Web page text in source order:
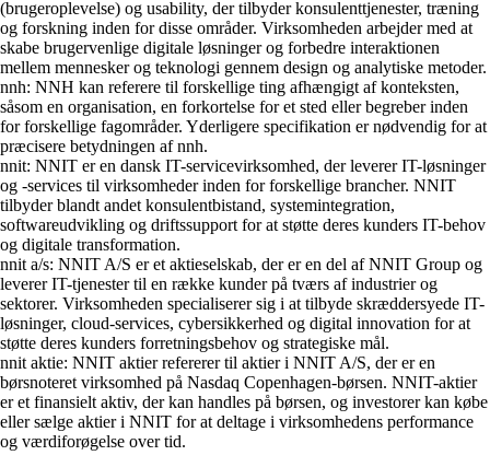
(brugeroplevelse) og usability, der tilbyder konsulenttjenester, træning
og forskning inden for disse områder. Virksomheden arbejder med at
skabe brugervenlige digitale løsninger og forbedre interaktionen
mellem mennesker og teknologi gennem design og analytiske metoder.
nnh: NNH kan referere til forskellige ting afhængigt af konteksten,
såsom en organisation, en forkortelse for et sted eller begreber inden
for forskellige fagområder. Yderligere specifikation er nødvendig for at
præcisere betydningen af nnh.
nnit: NNIT er en dansk IT-servicevirksomhed, der leverer IT-løsninger
og -services til virksomheder inden for forskellige brancher. NNIT
tilbyder blandt andet konsulentbistand, systemintegration,
softwareudvikling og driftssupport for at støtte deres kunders IT-behov
og digitale transformation.
nnit a/s: NNIT A/S er et aktieselskab, der er en del af NNIT Group og
leverer IT-tjenester til en række kunder på tværs af industrier og
sektorer. Virksomheden specialiserer sig i at tilbyde skræddersyede IT-
løsninger, cloud-services, cybersikkerhed og digital innovation for at
støtte deres kunders forretningsbehov og strategiske mål.
nnit aktie: NNIT aktier refererer til aktier i NNIT A/S, der er en
børsnoteret virksomhed på Nasdaq Copenhagen-børsen. NNIT-aktier
er et finansielt aktiv, der kan handles på børsen, og investorer kan købe
eller sælge aktier i NNIT for at deltage i virksomhedens performance
og værdiforøgelse over tid.